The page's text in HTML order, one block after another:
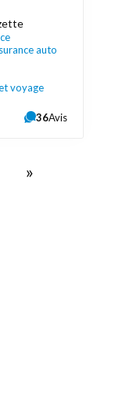
auto
voyage
36Avis
»